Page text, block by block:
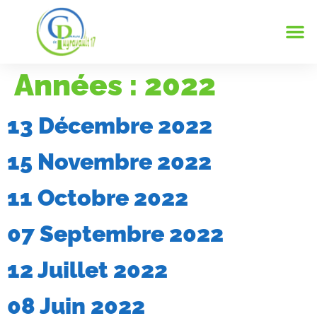
Années : 2022
13 Décembre 2022
15 Novembre 2022
11 Octobre 2022
07 Septembre 2022
12 Juillet 2022
08 Juin 2022